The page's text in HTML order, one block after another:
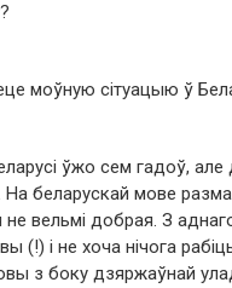
моўную сітуацыю ў
ўжо сем гадоў,
На беларускай мове
не вельмі добрая. З
(!) і не хоча нічога
з боку дзяржаўнай